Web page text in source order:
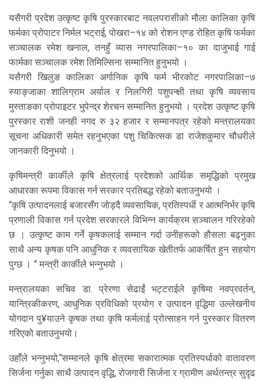
यसैगरी प्रदेश उत्कृष्ट कृषि पुरस्कारबाट नवलपरासीको मौला कालिका कृषि
फर्मका प्रोपाटर निर्मल भट्राई, पोखरा–१४ को रोशन एण्ड रोहित कृषि फर्मका
सञ्चालक रमेश खनाल, तनहुँ व्यास नगरपालिका–१० का दाजुभाई गाई
फार्मका सञ्चालक रमेश तिमिल्सिना सम्मानित हुनुभयो ।
यसैगरी खिलुङ कालिका अर्गानिक कृषि फर्म भीरकोट नगरपालिका–७
स्याङ्जाका शालिग्राम अर्याल र निलगिरी पशुपन्क्षी तथा कृषि व्यवसाय
मुस्ताङका प्रोपाइटर भुपेन्द्र शेरचन सम्मानित हुनुभयो । प्रदेश उत्कृष्ट कृषि
पुरस्कार राशी जनही नगद रु ३२ हजार र सम्मानपत्र रहेको मन्त्रालयका
सूचना अधिकारी समेत रहनुभएका पशु चिकित्सक डा राजेशकुमार चौधरीले
जानकारी दिनुभयो ।
कृषिमन्त्री कार्कीले कृषि क्षेत्रलाई प्रदेशको आर्थिक समृद्धिको प्रमुख
आधारका रूपमा विकास गर्न सरकार प्रतिबद्ध रहेको बताउनुभयो ।
“कृषि उत्पादनलाई बजारसँग जोड्दै व्यवसायिक, प्रतिस्पर्धी र आत्मनिर्भर कृषि
प्रणाली विकास गर्न प्रदेश सरकारले विभिन्न कार्यक्रम सञ्चालन गरिरहेको
छ । उत्कृष्ट काम गर्ने कृषकलाई सम्मान गर्दा उनीहरूको हौसला बढ्नुका
साथै अन्य कृषक पनि आधुनिक र व्यवसायिक खेतीतर्फ आकर्षित हुन सहयोग
पुग्छ । ” मन्त्री कार्कीले भन्नुभयो ।
मन्त्रालयका सचिव डा. प्रेरणा सेढाईं भट्टराईले कृषिमा नवप्रवर्तन,
यान्त्रिकीकरण, आधुनिक प्रविधिको प्रयोग र उत्पादन वृद्धिमा उल्लेखनीय
योगदान पु¥याउने कृषक तथा कृषि फर्मलाई प्रोत्साहन गर्न पुरस्कार वितरण
गरिएको बताउनुभयो।
उहाँले भन्नुभयो,“सम्मानले कृषि क्षेत्रमा सकारात्मक प्रतिस्पर्धाको वातावरण
सिर्जना गर्नुका साथै उत्पादन वृद्धि, रोजगारी सिर्जना र ग्रामीण अर्थतन्त्र सुदृढ